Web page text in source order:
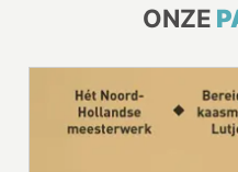
ONZE